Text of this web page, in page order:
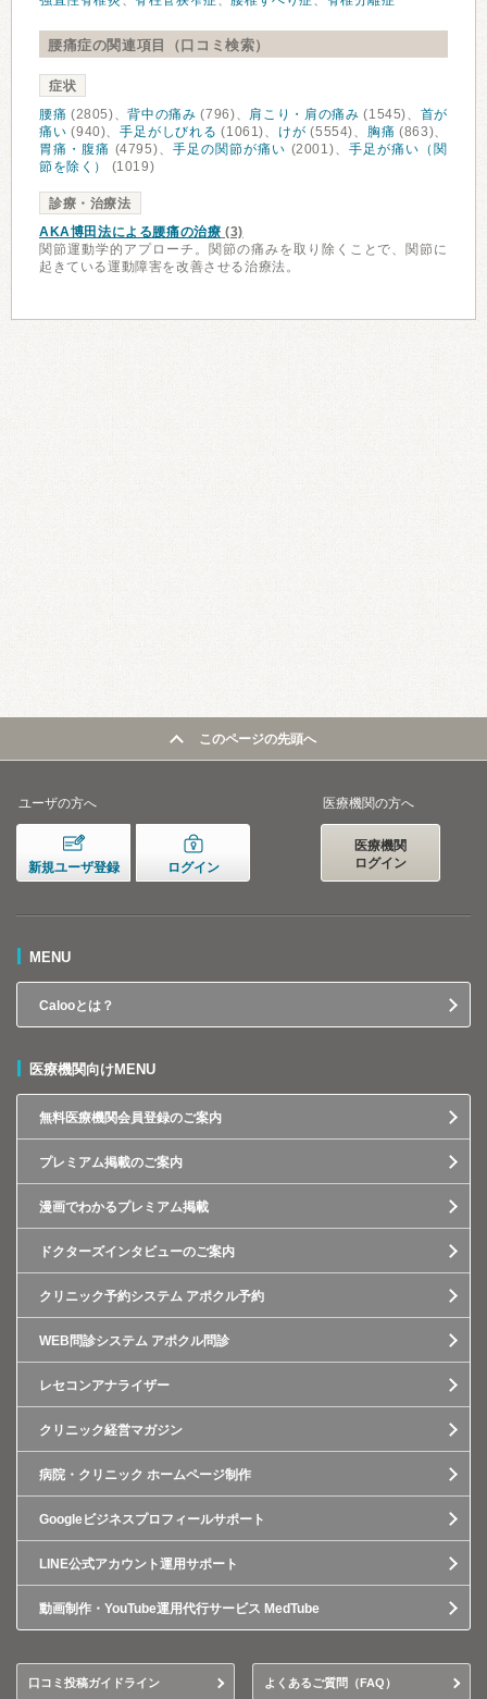
腰痛症の関連項目（口コミ検索）
症状
腰痛 (2805)、背中の痛み (796)、 肩こり・肩の痛み (1545)、 首が
痛い (940)、手足がしびれる (1061)、 けが (5554)、 胸痛 (863)、
胃痛・腹痛 (4795)、 手足の関節が痛い (2001)、 手足が痛い（関
節を除く）
(1019)
診療・治療法
AKA博田法による腰痛の治療 (3)
関節運動学的アプローチ。関節の痛みを取り除くことで、関節に
起きている運動障害を改善させる治療法。
このページの先頭へ
ユーザの方へ
新規ユーザ登録 ログイン
医療機関の方へ
医療機関
ログイン
MENU
Calooとは？
医療機関向けMENU
無料医療機関会員登録のご案内
プレミアム掲載のご案内
漫画でわかるプレミアム掲載
ドクターズインタビューのご案内
クリニック予約システム アポクル予約
WEB問診システム アポクル問診
レセコンアナライザー
クリニック経営マガジン
病院・クリニック ホームページ制作
Googleビジネスプロフィールサポート
LINE公式アカウント運用サポート
動画制作・YouTube運用代行サービス MedTube
口コミ投稿ガイドライン よくあるご質問（FAQ）